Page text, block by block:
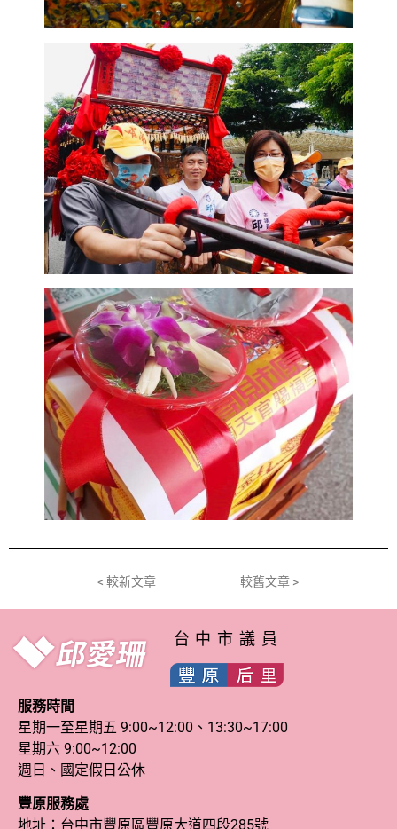
< 較新文章 較舊文章 >
台中市議員
服務時間
星期一至星期五 9:00~12:00、13:30~17:00
星期六 9:00~12:00
週日、國定假日公休
豐原服務處
地址：台中市豐原區豐原大道四段285號